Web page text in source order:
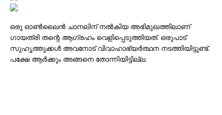
ഒരു ഓൺലൈൻ ചാനലിന് നൽകിയ അഭിമുഖത്തിലാണ്
ഗായത്രി തന്റെ ആഗ്രഹം വെളിപ്പെടുത്തിയത്. ഒരുപാട്
സുഹൃത്തുക്കൾ അവനോട് വിവാഹാഭ്യർത്ഥന നടത്തിയിട്ടുണ്ട്.
പക്ഷേ ആർക്കും അങ്ങനെ തോന്നിയിട്ടില്ല.